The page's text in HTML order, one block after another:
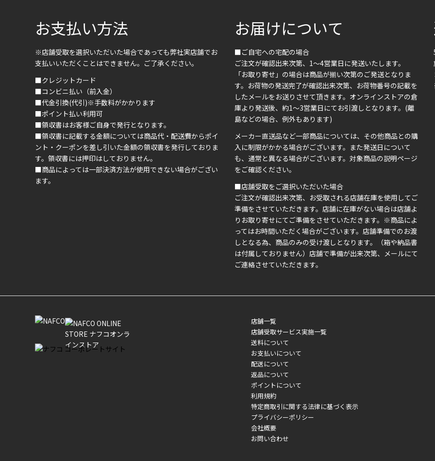
お支払い方法
※店舗受取を選択いただいた場合であっても弊社実店舗でお
支払いいただくことはできません。ご了承ください。
■クレジットカード
■コンビニ払い（前入金）
■代金引換(代引)※手数料がかかります
■ポイント払い利用可
■領収書はお客様ご自身で発行となります。
■領収書に記載する金額については商品代・配送費からポイ
ント・クーポンを差し引いた金額の領収書を発行しておりま
す。領収書には押印はしておりません。
■商品によっては一部決済方法が使用できない場合がござい
ます。
お届けについて
■ご自宅への宅配の場合
ご注文が確認出来次第、1～4営業日に発送いたします。
「お取り寄せ」の場合は商品が揃い次第のご発送となりま
す。お荷物の発送完了が確認出来次第、お荷物番号の記載を
したメールをお送りさせて頂きます。オンラインストアの倉
庫より発送後、約1～3営業日にてお引渡しとなります。(離
島などの場合、例外もあります)
メーカー直送品など一部商品については、その他商品との購
入に制限がかかる場合がございます。また発送日について
も、通常と異なる場合がございます。対象商品の説明ページ
をご確認ください。
■店舗受取をご選択いただいた場合
ご注文が確認出来次第、お受取される店舗在庫を使用してご
準備をさせていただきます。店舗に在庫がない場合は店舗よ
りお取り寄せにてご準備をさせていただきます。※商品によ
ってはお時間いただく場合がございます。店舗準備でのお渡
しとなる為、商品のみの受け渡しとなります。（箱や納品書
は付属しておりません）店舗で準備が出来次第、メールにて
ご連絡させていただきます。
店舗一覧
店舗受取サービス実施一覧
送料について
お支払いについて
配送について
返品について
ポイントについて
利用規約
特定商取引に関する法律に基づく表示
プライバシーポリシー
会社概要
お問い合わせ